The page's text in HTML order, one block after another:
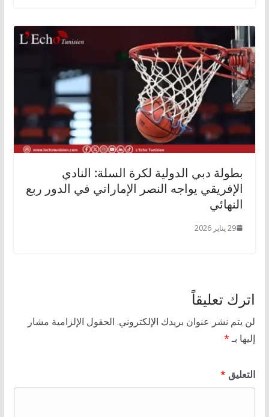
بطولة دبي الدولية لكرة السلة: النادي
الإفريقي يواجه النصر الإماراتي في الدور ربع
النهائي
29 يناير 2026
اترك تعليقاً
لن يتم نشر عنوان بريدك الإلكتروني. الحقول الإلزامية مشار
إليها بـ*
التعليق *